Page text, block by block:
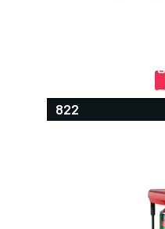
822